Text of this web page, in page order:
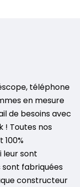
téléphone
en mesure
de besoins avec
! Toutes nos
leur sont
sont fabriquées
constructeur